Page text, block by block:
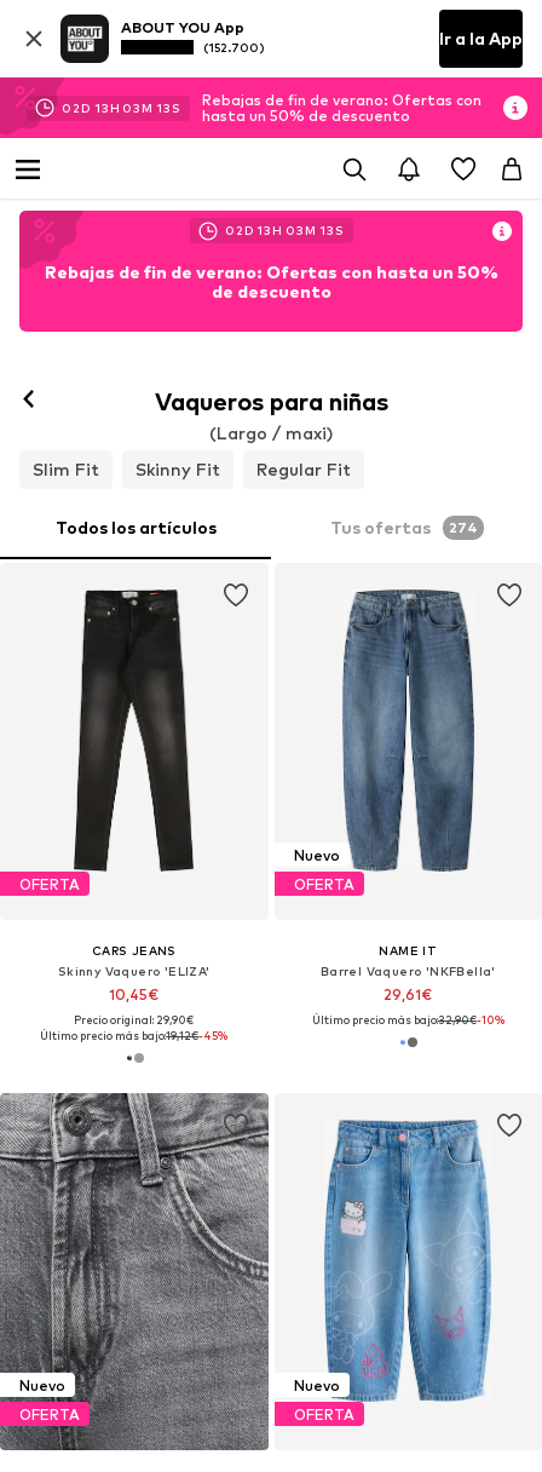
ABOUT YOU App
(152.700) Ir a la App
02D 13H 03M 12 S
Rebajas de fin de verano: Ofertas con
hasta un 50% de descuento
02D 13H 03M 12 S
Rebajas de fin de verano: Ofertas con hasta un 50%
de descuento
Vaqueros para niñas
(Largo / maxi)
Slim Fit
Skinny Fit Regular Fit
Todos los artículos Tus ofertas 274
OFERTA
CARS JEANS
Skinny Vaquero 'ELIZA'
10,45€
Precio original: 29,90€
Último precio más bajo:19,12€-45%
Nuevo
OFERTA
NAME IT
Barrel Vaquero 'NKFBella'
29,61€
Último precio más bajo:32,90€-10%
Nuevo
OFERTA
Nuevo
OFERTA